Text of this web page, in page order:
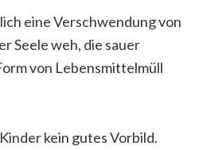
eine Verschwendung von
Seele weh, die sauer
von Lebensmittelmüll
kein gutes Vorbild.